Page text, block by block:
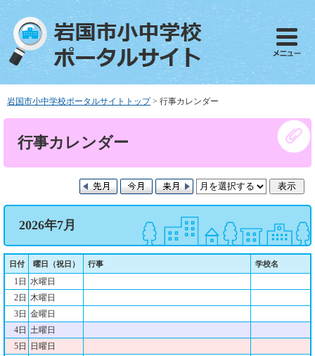
ペ
で
メ
ば
へ
岩国市小中学校ポータルサイトトップ > 行事カレンダー
行事カレンダー
2026年7月
日付 曜日（祝日） 行事 学校名
1日 水曜日
2日 木曜日
3日 金曜日
4日 土曜日
5日
日曜日